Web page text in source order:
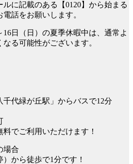
ルに記載のある【0120】から始まる
話をお願いします。
日（日）の夏季休暇中は、通常よ
る可能性がございます。
千代緑が丘駅」からバスで12分
でご利用いただけます！
場合
から徒歩で1分です！